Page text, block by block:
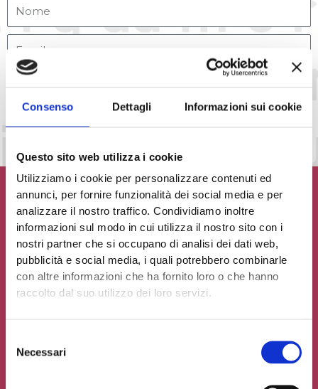
Consenso Dettagli Informazioni sui cookie
Questo sito web utilizza i cookie
Utilizziamo i cookie per personalizzare contenuti ed
annunci, per fornire funzionalità dei social media e per
analizzare il nostro traffico. Condividiamo inoltre
informazioni sul modo in cui utilizza il nostro sito con i
nostri partner che si occupano di analisi dei dati web,
pubblicità e social media, i quali potrebbero combinarle
con altre informazioni che ha fornito loro o che hanno
raccolto dal suo utilizzo dei loro servizi.
delNecessari
INVIA MESSAGGIO
Contribuisci al glossario
Seleziona un'opzione